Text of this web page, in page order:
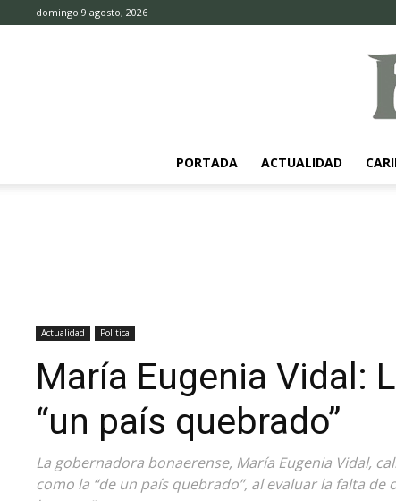
domingo 9 agosto, 2026
PORTADA ACTUALIDAD
Actualidad Politica
María Eugenia Vidal:
“un país quebrado”
La gobernadora bonaerense, María Eugenia Vidal,
como la “de un país quebrado”, al evaluar la falta